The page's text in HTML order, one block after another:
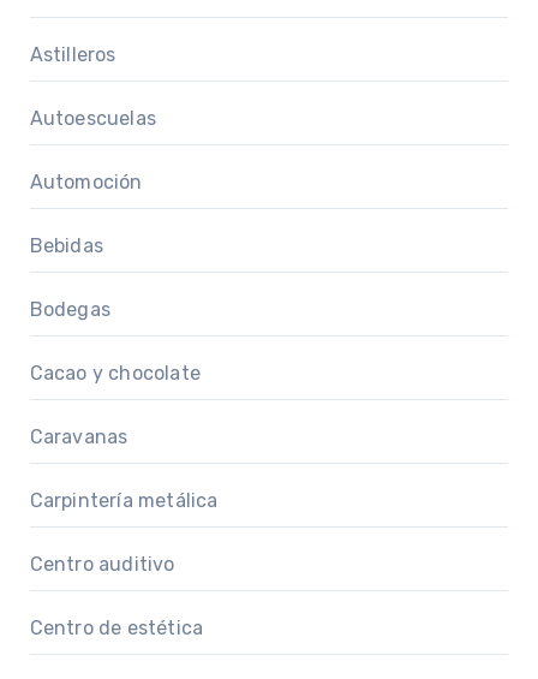
Astilleros
Autoescuelas
Automoción
Bebidas
Bodegas
Cacao y chocolate
Caravanas
Carpintería metálica
Centro auditivo
Centro de estética